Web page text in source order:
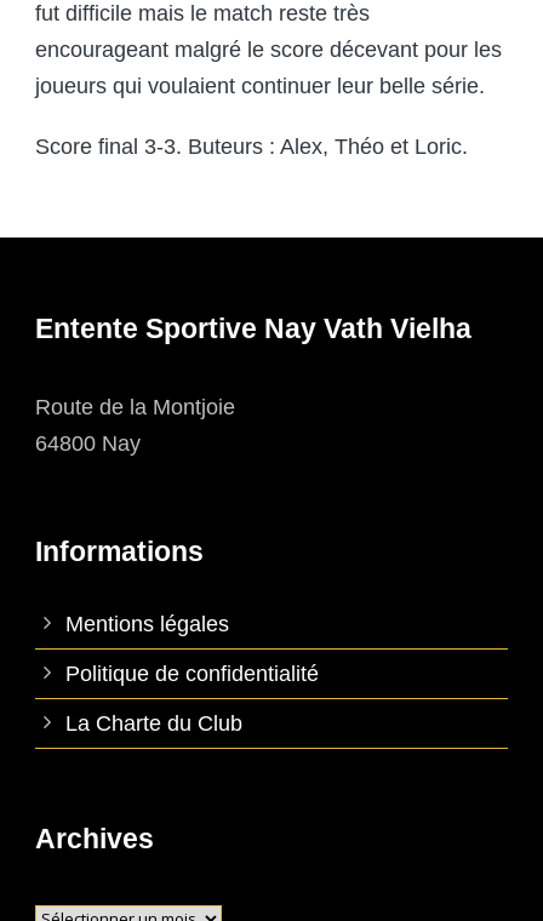
fut difficile mais le match reste très
encourageant malgré le score décevant pour les
joueurs qui voulaient continuer leur belle série.
Score final 3-3. Buteurs : Alex, Théo et Loric.
Entente Sportive Nay Vath Vielha
Route de la Montjoie
64800 Nay
Informations
Mentions légales
Politique de confidentialité
La Charte du Club
Archives